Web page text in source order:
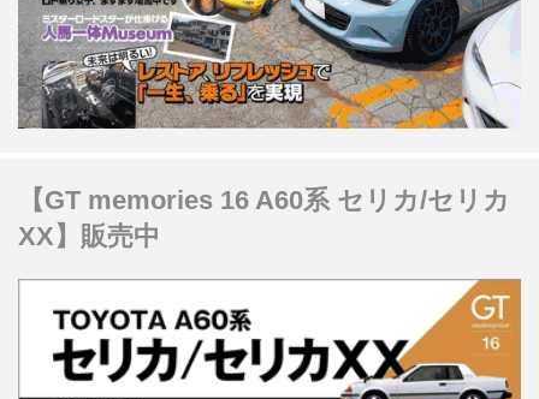
【GT memories 16 A60系 セリカ/セリカ
XX】販売中